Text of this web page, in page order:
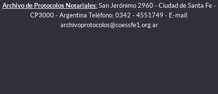
Archivo de Protocolos Notariales:San Jerónimo 2960 - Ciudad de Santa Fe -
CP3000 - Argentina Teléfono: 0342 - 4551749 - E-mail:
archivoprotocolos@coessfe1.org.ar